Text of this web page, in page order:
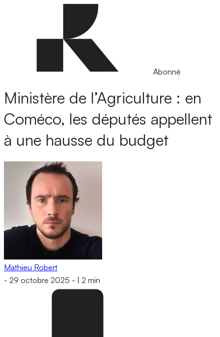
Abonné
Ministère de l’Agriculture : en
Coméco, les députés appellent
à une hausse du budget
Mathieu Robert
- 29 octobre 2025 - 2 min